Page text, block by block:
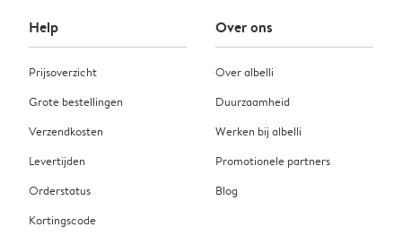
Help
Prijsoverzicht
Grote bestellingen
Verzendkosten
Levertijden
Orderstatus
Kortingscode
Over ons
Over albelli
Duurzaamheid
Werken bij albelli
Promotionele partners
Blog